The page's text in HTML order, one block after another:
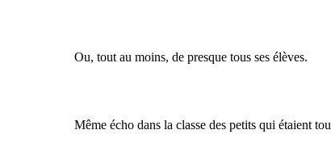
Ou, tout au moins, de presque tous ses élèves.
Même écho dans la classe des petits qui étaient